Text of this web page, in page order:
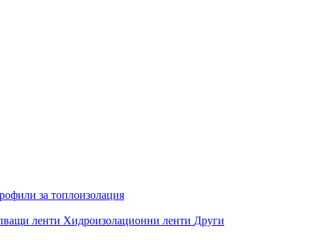
за топлоизолация
ленти Хидроизолационни ленти Други